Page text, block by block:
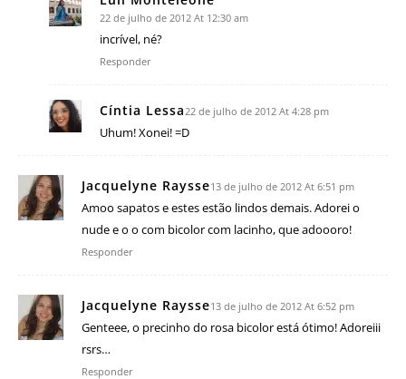
22 de julho de 2012 At 12:30 am
incrível, né?
Responder
Cíntia Lessa 22 de julho de 2012 At 4:28 pm
Uhum! Xonei! =D
Jacquelyne Raysse13 de julho de 2012 At 6:51 pm
Amoo sapatos e estes estão lindos demais. Adorei o
nude e o o com bicolor com lacinho, que adoooro!
Responder
Jacquelyne Raysse13 de julho de 2012 At 6:52 pm
Genteee, o precinho do rosa bicolor está ótimo! Adoreiii
rsrs…
Responder